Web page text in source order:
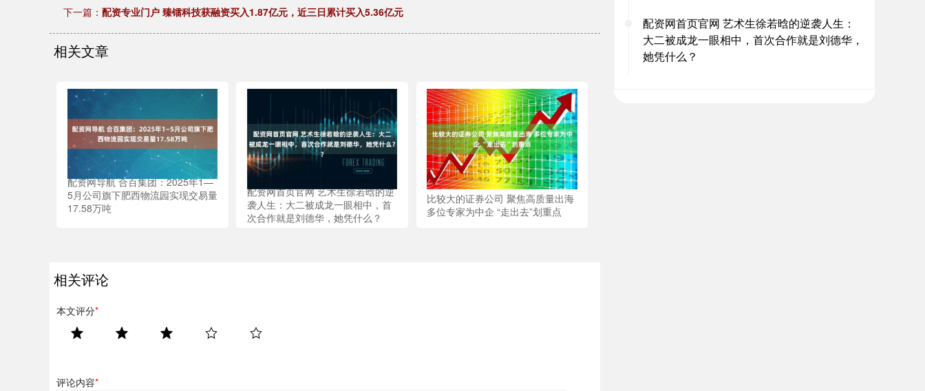
下一篇： 配资专业门户 臻镭科技获融资买入1.87亿元，近三日累计买入5.36亿元
相关文章
配资网导航 合百集团：2025年1—
5月公司旗下肥西物流园实现交易量
17.58万吨
配资网首页官网 艺术生徐若晗的逆
袭人生：大二被成龙一眼相中，首
次合作就是刘德华，她凭什么？
比较大的证券公司 聚焦高质量出海
多位专家为中企 “走出去”划重点
相关评论
本文评分*
评论内容*
配资网首页官网 艺术生徐若晗的逆袭人生：
大二被成龙一眼相中，首次合作就是刘德华，
她凭什么？